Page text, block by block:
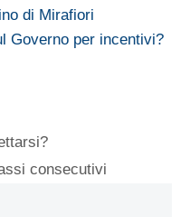
di Mirafiori
Governo per incentivi?
consecutivi